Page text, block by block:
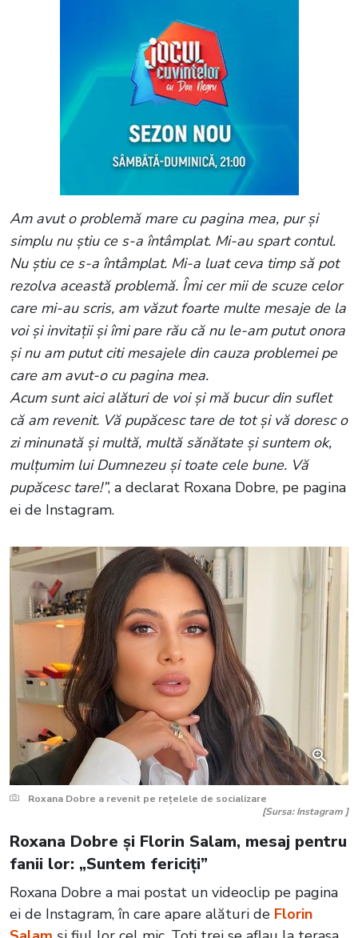
Am avut o problemă mare cu pagina mea, pur și
simplu nu știu ce s-a întâmplat. Mi-au spart contul.
Nu știu ce s-a întâmplat. Mi-a luat ceva timp să pot
rezolva această problemă. Îmi cer mii de scuze celor
care mi-au scris, am văzut foarte multe mesaje de la
voi și invitații și îmi pare rău că nu le-am putut onora
și nu am putut citi mesajele din cauza problemei pe
care am avut-o cu pagina mea.
Acum sunt aici alături de voi și mă bucur din suflet
că am revenit. Vă pupăcesc tare de tot și vă doresc o
zi minunată și multă, multă sănătate și suntem ok,
mulțumim lui Dumnezeu și toate cele bune. Vă
pupăcesc tare!”, a declarat Roxana Dobre, pe pagina
ei de Instagram.
Roxana Dobre a revenit pe rețelele de socializare
[Sursa: Instagram ]
Roxana Dobre și Florin Salam, mesaj pentru
fanii lor: „Suntem fericiți”
Roxana Dobre a mai postat un videoclip pe pagina
ei de Instagram, în care apare alături de Florin